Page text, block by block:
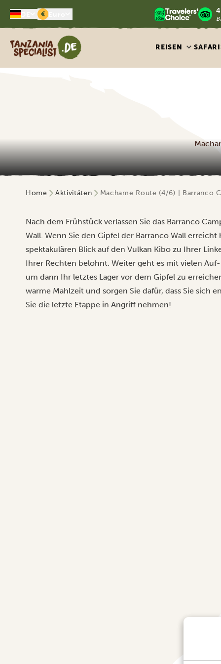
€
Tanzania Specialist
REISEN
Home Aktivitäten Machame Route (4/6) | Barranco
Nach dem Frühstück verlassen Sie das Barranco
Wall. Wenn Sie den Gipfel der Barranco Wall
spektakulären Blick auf den Vulkan Kibo zu Ihrer
Ihrer Rechten belohnt. Weiter geht es mit vielen
um dann Ihr letztes Lager vor dem Gipfel zu
warme Mahlzeit und sorgen Sie dafür, dass Sie sich
Sie die letzte Etappe in Angriff nehmen!